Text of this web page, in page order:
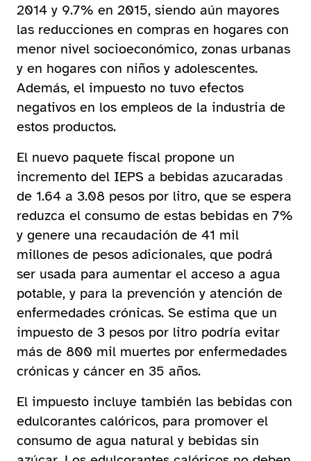
2014 y 9.7% en 2015, siendo aún mayores
las reducciones en compras en hogares con
menor nivel socioeconómico, zonas urbanas
y en hogares con niños y adolescentes.
Además, el impuesto no tuvo efectos
negativos en los empleos de la industria de
estos productos.
El nuevo paquete fiscal propone un
incremento del IEPS a bebidas azucaradas
de 1.64 a 3.08 pesos por litro, que se espera
reduzca el consumo de estas bebidas en 7%
y genere una recaudación de 41 mil
millones de pesos adicionales, que podrá
ser usada para aumentar el acceso a agua
potable, y para la prevención y atención de
enfermedades crónicas. Se estima que un
impuesto de 3 pesos por litro podría evitar
más de 800 mil muertes por enfermedades
crónicas y cáncer en 35 años.
El impuesto incluye también las bebidas con
edulcorantes calóricos, para promover el
consumo de agua natural y bebidas sin